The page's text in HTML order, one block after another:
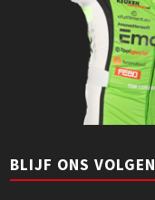
BLIJF ONS VOLGEN